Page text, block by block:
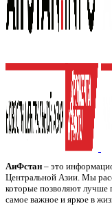
АиФстан – это
Центральной Азии. Мы
которые позволяют лучше
самое важное и яркое в